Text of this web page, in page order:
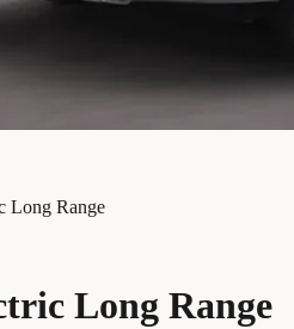
Long Range
Long Range